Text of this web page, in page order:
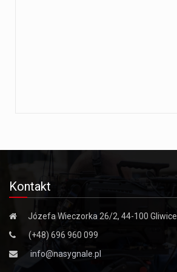
Kontakt
Józefa Wieczorka 26/2, 44-100 Gliwice
(+48) 696 960 099
info@nasygnale.pl